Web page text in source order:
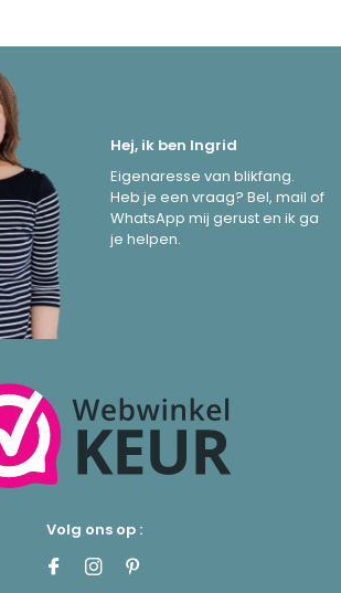
Hej, ik ben Ingrid
Eigenaresse van blikfang.
Heb je een vraag? Bel, mail of
WhatsApp mij gerust en ik ga
je helpen.
Volg ons op :